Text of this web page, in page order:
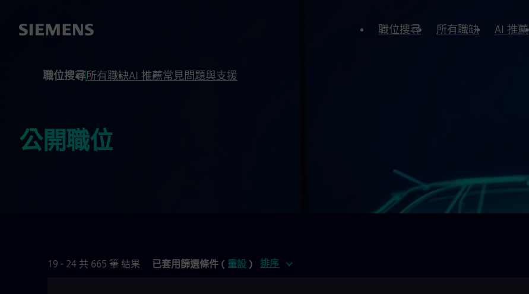
職位搜尋 所有職缺 AI 推薦
職位搜尋所有職缺AI 推薦常見問題與支援
公開職位
19 - 24 共 665 筆 結果 已套用篩選條件 ( 重設 ) 排序